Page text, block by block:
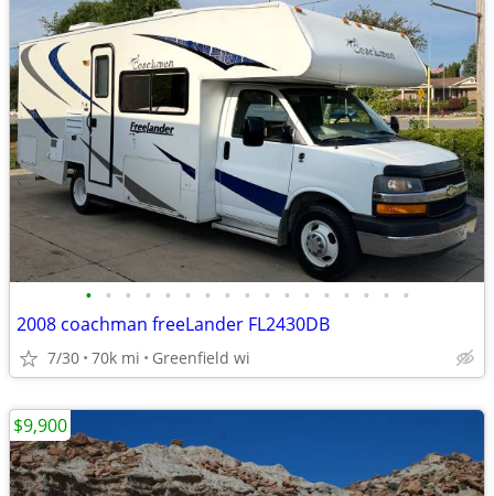
• • • • • • • • • • • • • • • • •
2008 coachman freeLander FL2430DB
7/30 70k mi Greenfield wi
$9,900